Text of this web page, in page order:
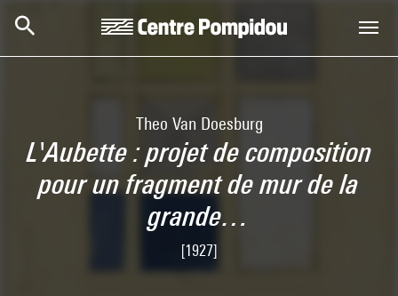
Theo Van Doesburg
L'Aubette : projet de composition
pour un fragment de mur de la
grande…
[1927]